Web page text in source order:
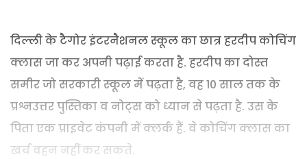
दिल्ली के टैगोर इंटरनैशनल स्कूल का छात्र हरदीप कोचिंग
क्लास जा कर अपनी पढ़ाई करता है. हरदीप का दोस्त
समीर जो सरकारी स्कूल में पढ़ता है, वह 10 साल तक के
प्रश्नउत्तर पुस्तिका व नोट्स को ध्यान से पढ़ता है. उस के
पिता एक प्राइवेट कंपनी में क्लर्क हैं. वे कोचिंग क्लास का
खर्च वहन नहीं कर सकते.